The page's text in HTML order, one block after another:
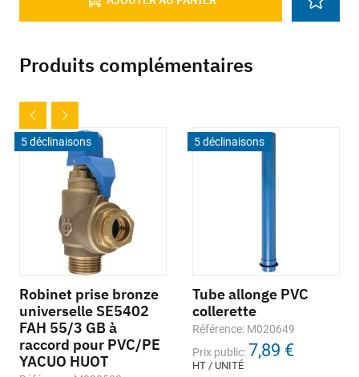
Produits complémentaires
5 déclinaisons
Robinet prise bronze
universelle SE5402
FAH 55/3 GB à
raccord pour PVC/PE
YACUO HUOT
5 déclinaisons
Tube allonge PVC
collerette
Référence: M020649
Prix public:7,89 €
HT / UNITÉ